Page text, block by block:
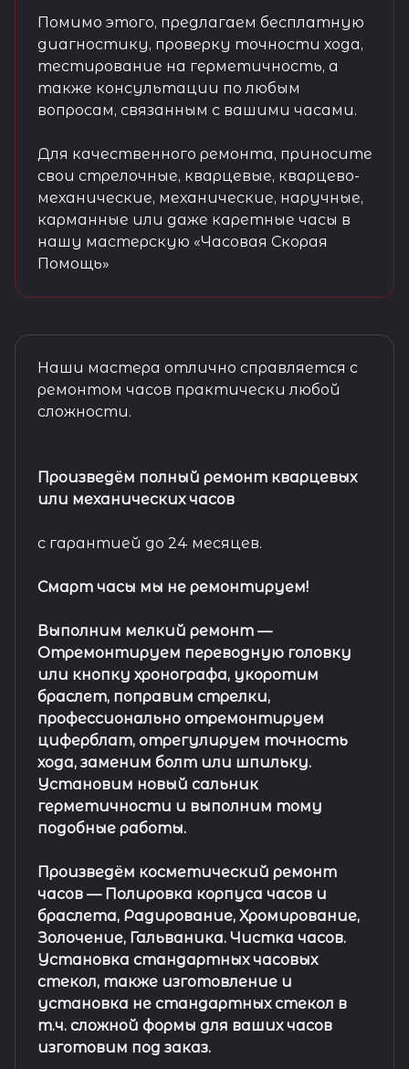
Помимо этого, предлагаем бесплатную
диагностику, проверку точности хода,
тестирование на герметичность, а
также консультации по любым
вопросам, связанным с вашими часами.
Для качественного ремонта, приносите
свои стрелочные, кварцевые, кварцево-
механические, механические, наручные,
карманные или даже каретные часы в
нашу мастерскую «Часовая Скорая
Помощь»
Наши мастера отлично справляется с
ремонтом часов практически любой
сложности.
Произведём полный ремонт кварцевых
или механических часов
с гарантией до 24 месяцев.
Смарт часы мы не ремонтируем!
Выполним мелкий ремонт —
Отремонтируем переводную головку
или кнопку хронографа, укоротим
браслет, поправим стрелки,
профессионально отремонтируем
циферблат, отрегулируем точность
хода, заменим болт или шпильку.
Установим новый сальник
герметичности и выполним тому
подобные работы.
Произведём косметический ремонт
часов — Полировка корпуса часов и
браслета, Радирование, Хромирование,
Золочение, Гальваника. Чистка часов.
Установка стандартных часовых
стекол, также изготовление и
установка не стандартных стекол в
т.ч. сложной формы для ваших часов
изготовим под заказ.